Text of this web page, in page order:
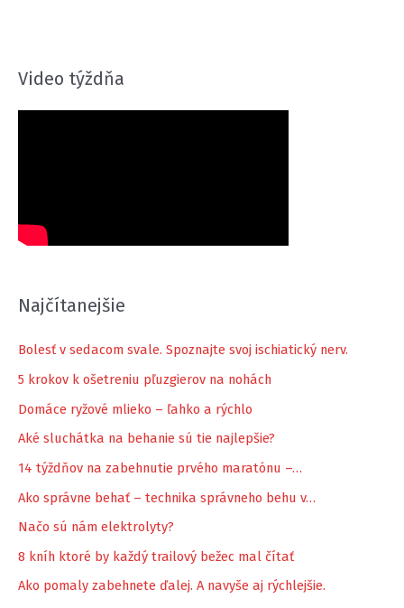
Video týždňa
Najčítanejšie
Bolesť v sedacom svale. Spoznajte svoj ischiatický nerv.
5 krokov k ošetreniu pľuzgierov na nohách
Domáce ryžové mlieko – ľahko a rýchlo
Aké sluchátka na behanie sú tie najlepšie?
14 týždňov na zabehnutie prvého maratónu –…
Ako správne behať – technika správneho behu v…
Načo sú nám elektrolyty?
8 kníh ktoré by každý trailový bežec mal čítať
Ako pomaly zabehnete ďalej. A navyše aj rýchlejšie.